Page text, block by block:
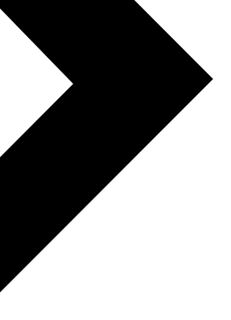
ВxШxГ:
3 х 1000 х 745
Вес:
8330 за шт.
Столешница из фанеры 30 мм +
чехол из нержавеющей стали 1
мм (ширина 1000 мм)
ВxШxГ:
Вес: